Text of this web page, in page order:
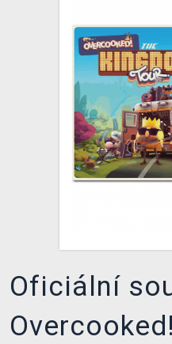
PRODEJNY
DOPRAVA
XZONE KLUB
TCG & BOARDGAME
VÝKUP HER (BAZAR)
Oficiální